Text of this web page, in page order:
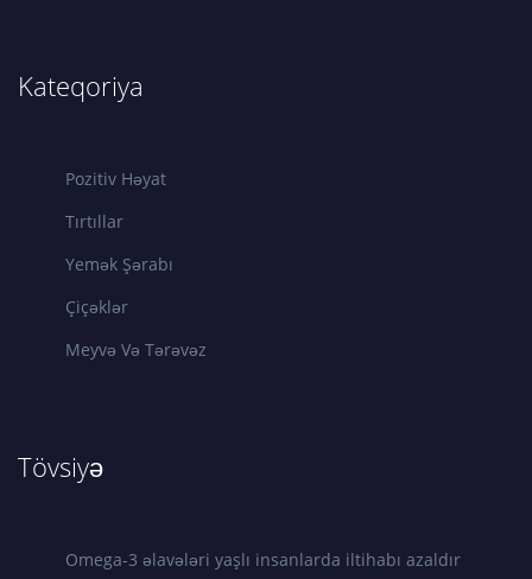
Kateqoriya
Pozitiv Həyat
Tırtıllar
Yemək Şərabı
Çiçəklər
Meyvə Və Tərəvəz
Tövsiyə
Omega-3 əlavələri yaşlı insanlarda iltihabı azaldır